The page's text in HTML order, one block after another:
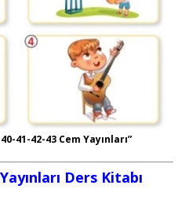
41-42-43 Cem Yayınları”
Ders Kitabı